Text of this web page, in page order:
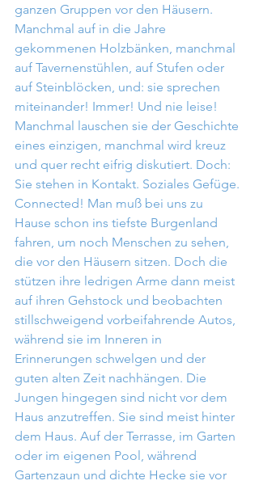
ganzen Gruppen vor den Häusern.
Manchmal auf in die Jahre
gekommenen Holzbänken, manchmal
auf Tavernenstühlen, auf Stufen oder
auf Steinblöcken, und: sie sprechen
miteinander! Immer! Und nie leise!
Manchmal lauschen sie der Geschichte
eines einzigen, manchmal wird kreuz
und quer recht eifrig diskutiert. Doch:
Sie stehen in Kontakt. Soziales Gefüge.
Connected! Man muß bei uns zu
Hause schon ins tiefste Burgenland
fahren, um noch Menschen zu sehen,
die vor den Häusern sitzen. Doch die
stützen ihre ledrigen Arme dann meist
auf ihren Gehstock und beobachten
stillschweigend vorbeifahrende Autos,
während sie im Inneren in
Erinnerungen schwelgen und der
guten alten Zeit nachhängen. Die
Jungen hingegen sind nicht vor dem
Haus anzutreffen. Sie sind meist hinter
dem Haus. Auf der Terrasse, im Garten
oder im eigenen Pool, während
Gartenzaun und dichte Hecke sie vor